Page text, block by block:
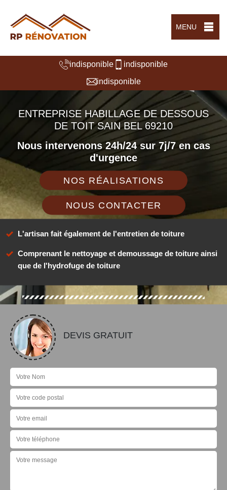
MENU
indisponible
indisponible
indisponible
ENTREPRISE HABILLAGE DE DESSOUS
DE TOIT SAIN BEL 69210
Nous intervenons 24h/24 sur 7j/7 en cas
d'urgence
NOS RÉALISATIONS
NOUS CONTACTER
L'artisan fait également de l'entretien de toiture
Comprenant le nettoyage et demoussage de toiture ainsi
que de l'hydrofuge de toiture
DEVIS GRATUIT